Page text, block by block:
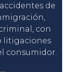
de
con
litigaciones
consumidor.